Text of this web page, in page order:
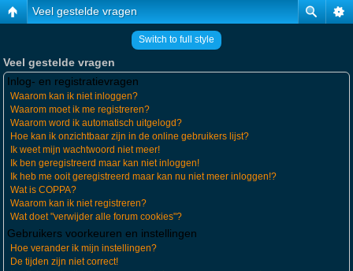
Veel gestelde vragen
Switch to full style
Veel gestelde vragen
Inlog- en registratievragen
Waarom kan ik niet inloggen?
Waarom moet ik me registreren?
Waarom word ik automatisch uitgelogd?
Hoe kan ik onzichtbaar zijn in de online gebruikers lijst?
Ik weet mijn wachtwoord niet meer!
Ik ben geregistreerd maar kan niet inloggen!
Ik heb me ooit geregistreerd maar kan nu niet meer inloggen!?
Wat is COPPA?
Waarom kan ik niet registreren?
Wat doet "verwijder alle forum cookies"?
Gebruikers voorkeuren en instellingen
Hoe verander ik mijn instellingen?
De tijden zijn niet correct!